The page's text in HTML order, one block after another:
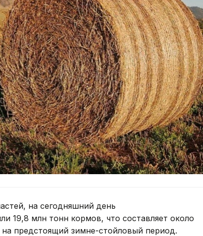
на сегодняшний день
19,8 млн тонн кормов, что составляет около
предстоящий зимне-стойловый период.